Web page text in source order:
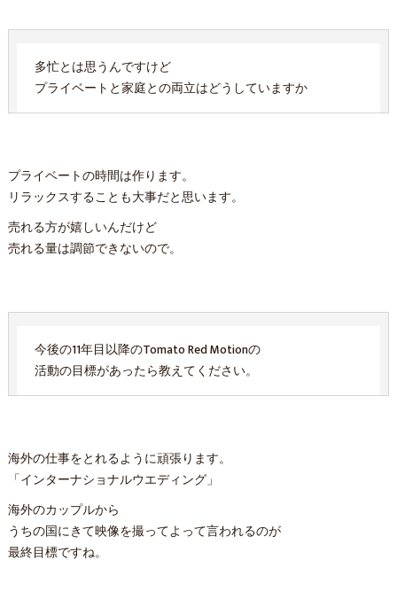
多忙とは思うんですけど
プライベートと家庭との両立はどうしていますか
プライベートの時間は作ります。
リラックスすることも大事だと思います。
売れる方が嬉しいんだけど
売れる量は調節できないので。
今後の11年目以降のTomato Red Motionの
活動の目標があったら教えてください。
海外の仕事をとれるように頑張ります。
「インターナショナルウエディング」
海外のカップルから
うちの国にきて映像を撮ってよって言われるのが
最終目標ですね。